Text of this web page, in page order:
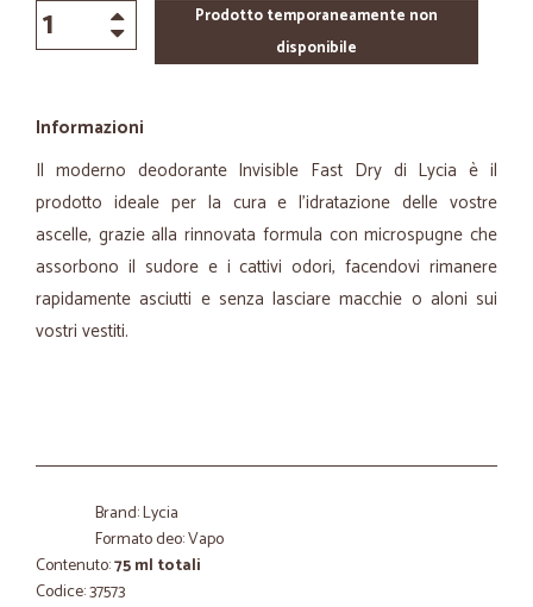
Prodotto temporaneamente non
disponibile
Informazioni
Il moderno deodorante Invisible Fast Dry di Lycia è il
prodotto ideale per la cura e l'idratazione delle vostre
ascelle, grazie alla rinnovata formula con microspugne che
assorbono il sudore e i cattivi odori, facendovi rimanere
rapidamente asciutti e senza lasciare macchie o aloni sui
vostri vestiti.
Brand: Lycia
Formato deo: Vapo
Contenuto:75 ml totali
Codice: 37573